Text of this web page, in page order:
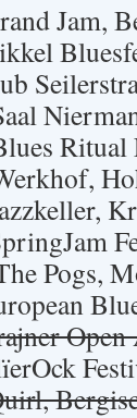
Jam,
Ritual
Pogs,
Open